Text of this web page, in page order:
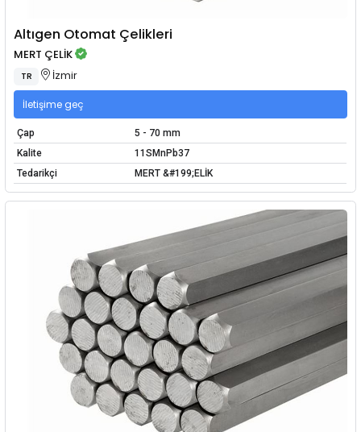
Altıgen Otomat Çelikleri
MERT ÇELİK
TR İzmir
İletişime geç
Çap
5 - 70 mm
Kalite
11SMnPb37
Tedarikçi
MERT &#199;ELİK